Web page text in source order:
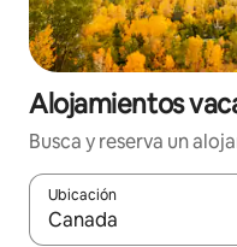
Alojamientos
Busca y reserva un
Ubicación
Cuando los resultados